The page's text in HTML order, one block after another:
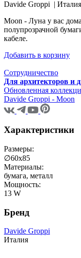
Davide Groppi | Италия
Moon - Луна у вас
полупрозрачной
кабеле.
Добавить в корзину
Сотрудничество
Для архитекторов и
Обновленная
Davide Groppi - Moon
Характеристики
Размеры:
∅60х85
Материалы:
бумага, металл
Мощность:
13 W
Бренд
Davide Groppi
Италия